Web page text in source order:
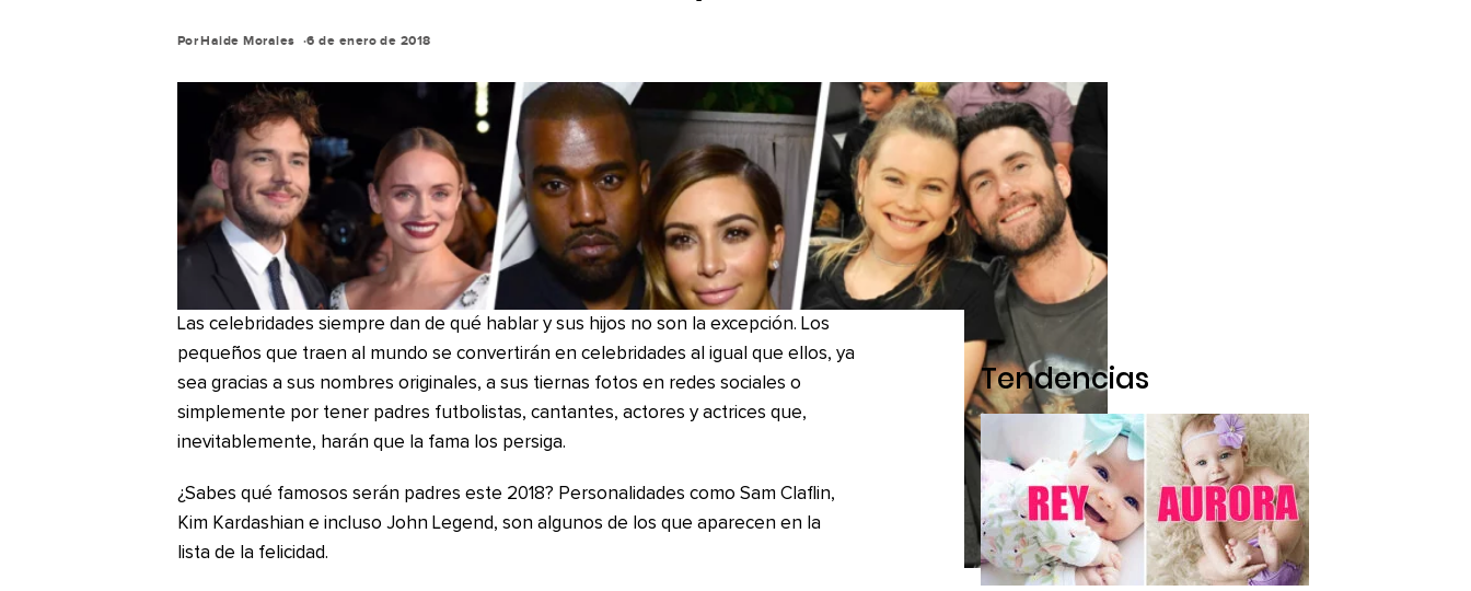
PorHaide Morales 6 de enero de 2018
Las celebridades siempre dan de qué hablar y sus hijos no son la excepción. Los
pequeños que traen al mundo se convertirán en celebridades al igual que ellos, ya
sea gracias a sus nombres originales, a sus tiernas fotos en redes sociales o
simplemente por tener padres futbolistas, cantantes, actores y actrices que,
inevitablemente, harán que la fama los persiga.
¿Sabes qué famosos serán padres este 2018? Personalidades como Sam Claflin,
Kim Kardashian e incluso John Legend, son algunos de los que aparecen en la
lista de la felicidad.
Tendencias